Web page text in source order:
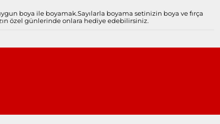
boya ile boyamak.Sayılarla boyama setinizin boya ve fırça
özel günlerinde onlara hediye edebilirsiniz.